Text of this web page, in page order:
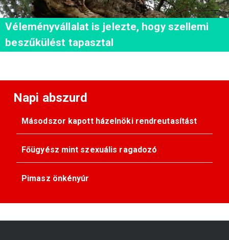
Véleményvállalat is jelezte, hogy szellemi
beszűkülést tapasztal
Napi abszurd
Másodszor kapott házelnöki rendreutasítást
Főügyész mint szexuális ragadozó
Pimasz önkényúr